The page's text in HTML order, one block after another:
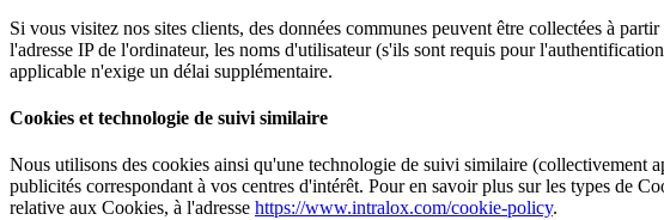
Si vous visitez nos sites clients, des données communes peuvent être collectées à
l'adresse IP de l'ordinateur, les noms d'utilisateur (s'ils sont requis pour
applicable n'exige un délai supplémentaire.
Cookies et technologie de suivi similaire
Nous utilisons des cookies ainsi qu'une technologie de suivi similaire (collectivement
publicités correspondant à vos centres d'intérêt. Pour en savoir plus sur les types de
relative aux Cookies, à l'adresse https://www.intralox.com/cookie-policy.